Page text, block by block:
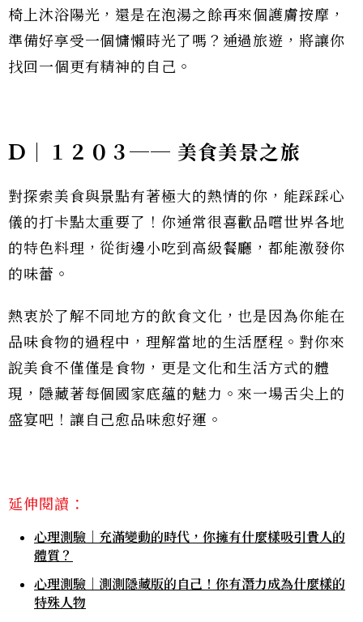
椅上沐浴陽光，還是在泡湯之餘再來個護膚按摩，
準備好享受一個慵懶時光了嗎？通過旅遊，將讓你
找回一個更有精神的自己。
D｜１２０３── 美食美景之旅
對探索美食與景點有著極大的熱情的你，能踩踩心
儀的打卡點太重要了！你通常很喜歡品嚐世界各地
的特色料理，從街邊小吃到高級餐廳，都能激發你
的味蕾。
熱衷於了解不同地方的飲食文化，也是因為你能在
品味食物的過程中，理解當地的生活歷程。對你來
說美食不僅僅是食物，更是文化和生活方式的體
現，隱藏著每個國家底蘊的魅力。來一場舌尖上的
盛宴吧！讓自己愈品味愈好運。
延伸閱讀：
心理測驗｜充滿變動的時代，你擁有什麼樣吸引貴人的
體質？
心理測驗｜測測隱藏版的自己！你有潛力成為什麼樣的
特殊人物